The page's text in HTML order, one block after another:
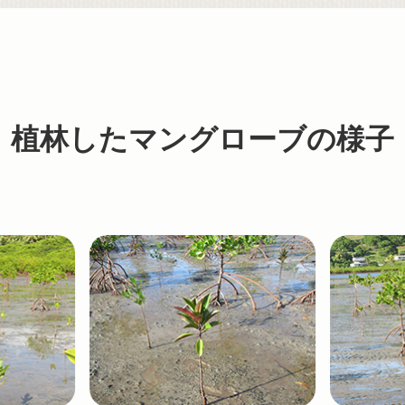
植林したマングローブの様子